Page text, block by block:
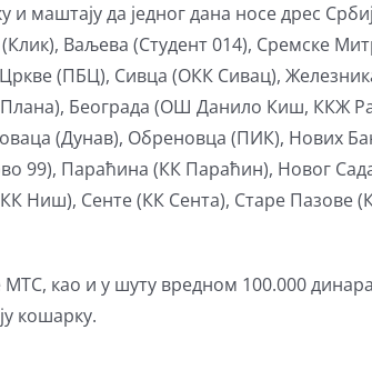
маштају да једног дана носе дрес
Ваљева (Студент 014), Сремске
(ПБЦ), Сивца (ОКК Сивац),
Београда (ОШ Данило Киш, ККЖ
(Дунав), Обреновца (ПИК), Нових
99), Параћина (КК Параћин), Новог
Ниш), Сенте (КК Сента), Старе Пазове
као и у шуту вредном 100.000
кошарку.